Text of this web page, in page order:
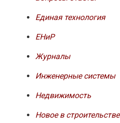
Единая технология
ЕНиР
Журналы
Инженерные системы
Недвижимость
Новое в строительстве